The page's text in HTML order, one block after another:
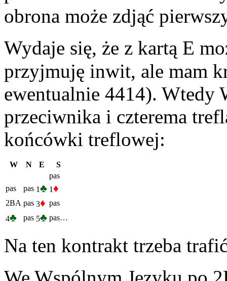
obrona może zdjąć
Wydaje się, że z kartą E
przyjmuję inwit, ale mam
ewentualnie 4414). Wtedy
przeciwnika i czterema
końcówki treflowej:
W N E
S
pas
pas
pas 1♣ 1♦
2BA pas 3♦ pas
4♣ pas 5♣ pas…
Na ten kontrakt trzeba